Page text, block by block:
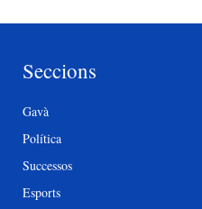
Seccions
Gavà
Política
Successos
Esports